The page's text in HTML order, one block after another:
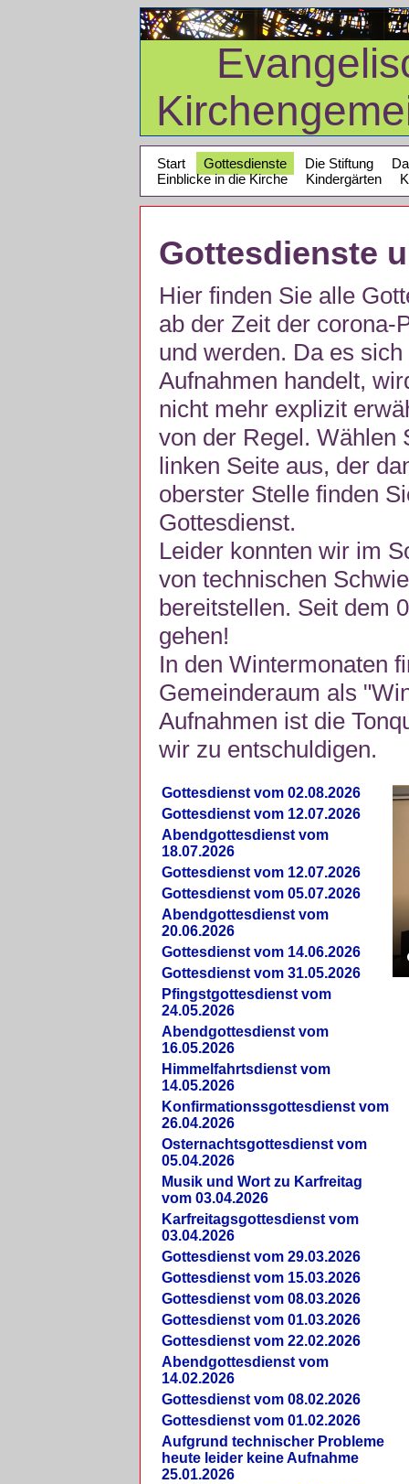
Start Gottesdienste Die Stiftung
Einblicke in die Kirche
Kindergärten
Gottesdienste
Hier finden Sie alle
ab der Zeit der corona-
und werden. Da es
Aufnahmen handelt,
nicht mehr explizit
von der Regel. Wählen
linken Seite aus, der
oberster Stelle finden
Gottesdienst.
Leider konnten wir im
von technischen
bereitstellen. Seit dem
gehen!
In den Wintermonaten
Gemeinderaum als
Aufnahmen ist die
wir zu entschuldigen.
Gottesdienst vom 02.08.2026
Gottesdienst vom 12.07.2026
Abendgottesdienst vom
18.07.2026
Gottesdienst vom 12.07.2026
Gottesdienst vom 05.07.2026
Abendgottesdienst vom
20.06.2026
Gottesdienst vom 14.06.2026
Gottesdienst vom 31.05.2026
Pfingstgottesdienst vom
24.05.2026
Abendgottesdienst vom
16.05.2026
Himmelfahrtsdienst vom
14.05.2026
Konfirmationssgottesdienst vom
26.04.2026
Osternachtsgottesdienst vom
05.04.2026
Musik und Wort zu Karfreitag
vom 03.04.2026
Karfreitagsgottesdienst vom
03.04.2026
Gottesdienst vom 29.03.2026
Gottesdienst vom 15.03.2026
Gottesdienst vom 08.03.2026
Gottesdienst vom 01.03.2026
Gottesdienst vom 22.02.2026
Abendgottesdienst vom
14.02.2026
Gottesdienst vom 08.02.2026
Gottesdienst vom 01.02.2026
Aufgrund technischer Probleme
heute leider keine Aufnahme
25.01.2026